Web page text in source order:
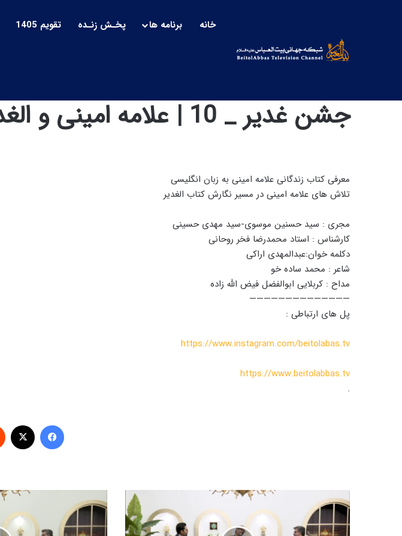
خانه برنامه ها پخـش زنـده تقویم 1405
جشن غدیر _ 10 | علامه امینی و الغدیر
معرفی کتاب زندگانی علامه امینی به زبان انگلیسی
تلاش های علامه امینی در مسیر نگارش کتاب الغدیر
مجری : سید حسنین موسوی-سید مهدی حسینی
کارشناس : استاد محمدرضا فخر روحانی
دکلمه خوان:عبدالمهدی اراکی
شاعر : محمد ساده خو
مداح : کربلایی ابوالفضل فیض الله زاده
——————————————
پل های ارتباطی :
https://www.instagram.com/beitolabas.tv
https://www.beitolabbas.tv
.
فیس بوک
ج
ش
ن
ش
ن